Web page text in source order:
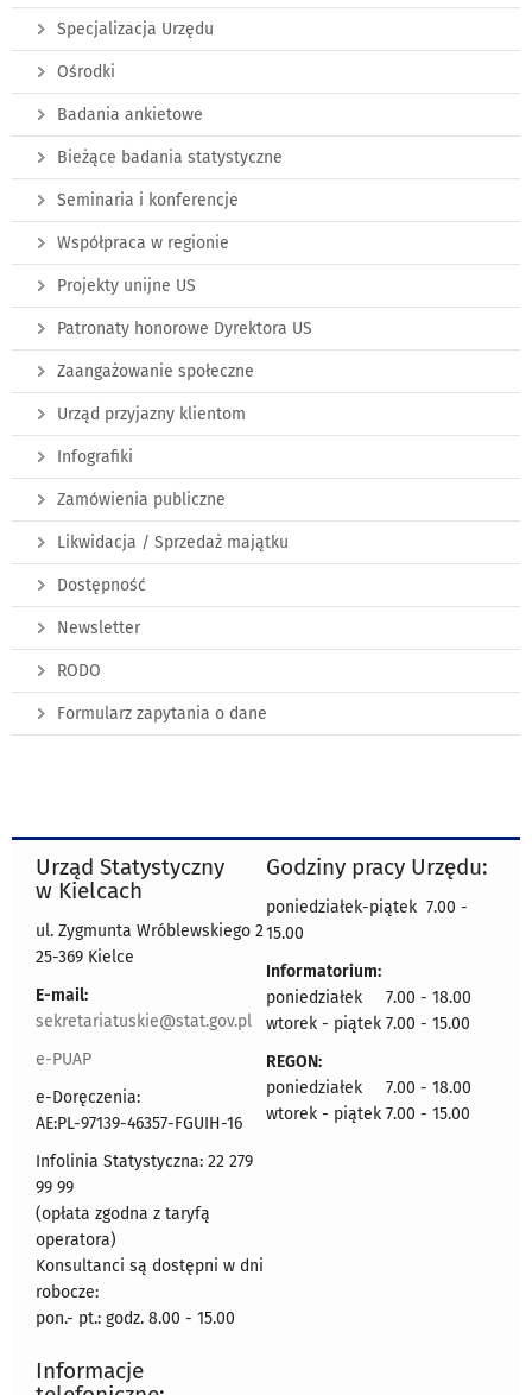
Specjalizacja Urzędu
Ośrodki
Badania ankietowe
Bieżące badania statystyczne
Seminaria i konferencje
Współpraca w regionie
Projekty unijne US
Patronaty honorowe Dyrektora US
Zaangażowanie społeczne
Urząd przyjazny klientom
Infografiki
Zamówienia publiczne
Likwidacja / Sprzedaż majątku
Dostępność
Newsletter
RODO
Formularz zapytania o dane
Urząd Statystyczny
w Kielcach
ul. Zygmunta Wróblewskiego 2
25-369 Kielce
E-mail:
sekretariatuskie@stat.gov.pl
e-PUAP
e-Doręczenia:
AE:PL-97139-46357-FGUIH-16
Infolinia Statystyczna: 22 279
99 99
(opłata zgodna z taryfą
operatora)
Konsultanci są dostępni w dni
robocze:
pon.- pt.: godz. 8.00 - 15.00
Godziny pracy Urzędu:
poniedziałek-piątek 7.00 -
15.00
Informatorium:
poniedziałek 7.00 - 18.00
wtorek - piątek 7.00 - 15.00
REGON:
poniedziałek 7.00 - 18.00
wtorek - piątek 7.00 - 15.00
Informacje